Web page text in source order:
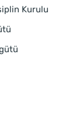
Kurulu